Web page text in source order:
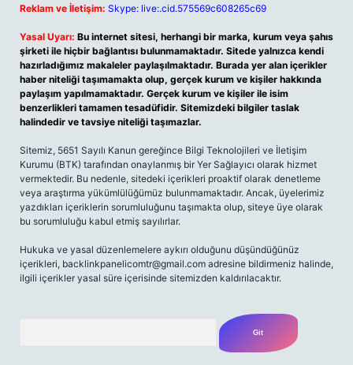
Reklam ve İletişim: Skype: live:.cid.575569c608265c69
Yasal Uyarı: Bu internet sitesi, herhangi bir marka, kurum veya şahıs
şirketi ile hiçbir bağlantısı bulunmamaktadır. Sitede yalnızca kendi
hazırladığımız makaleler paylaşılmaktadır. Burada yer alan içerikler
haber niteliği taşımamakta olup, gerçek kurum ve kişiler hakkında
paylaşım yapılmamaktadır. Gerçek kurum ve kişiler ile isim
benzerlikleri tamamen tesadüfidir. Sitemizdeki bilgiler taslak
halindedir ve tavsiye niteliği taşımazlar.
Sitemiz, 5651 Sayılı Kanun gereğince Bilgi Teknolojileri ve İletişim
Kurumu (BTK) tarafından onaylanmış bir Yer Sağlayıcı olarak hizmet
vermektedir. Bu nedenle, sitedeki içerikleri proaktif olarak denetleme
veya araştırma yükümlülüğümüz bulunmamaktadır. Ancak, üyelerimiz
yazdıkları içeriklerin sorumluluğunu taşımakta olup, siteye üye olarak
bu sorumluluğu kabul etmiş sayılırlar.
Hukuka ve yasal düzenlemelere aykırı olduğunu düşündüğünüz
içerikleri, backlinkpanelicomtr@gmail.com adresine bildirmeniz halinde,
ilgili içerikler yasal süre içerisinde sitemizden kaldırılacaktır.